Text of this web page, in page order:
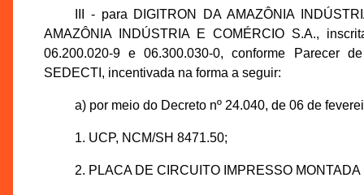
III - para DIGITRON DA AMAZÔNIA
AMAZÔNIA INDÚSTRIA E COMÉRCIO S.A.,
06.200.020-9 e 06.300.030-0, conforme Parecer
SEDECTI, incentivada na forma a seguir:
a) por meio do Decreto nº 24.040, de 06 de
1. UCP, NCM/SH 8471.50;
2. PLACA DE CIRCUITO IMPRESSO